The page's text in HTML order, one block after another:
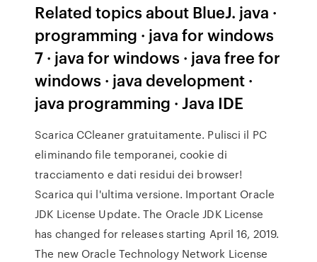
Related topics about BlueJ. java ·
programming · java for windows
7 · java for windows · java free for
windows · java development ·
java programming · Java IDE
Scarica CCleaner gratuitamente. Pulisci il PC
eliminando file temporanei, cookie di
tracciamento e dati residui dei browser!
Scarica qui l'ultima versione. Important Oracle
JDK License Update. The Oracle JDK License
has changed for releases starting April 16, 2019.
The new Oracle Technology Network License